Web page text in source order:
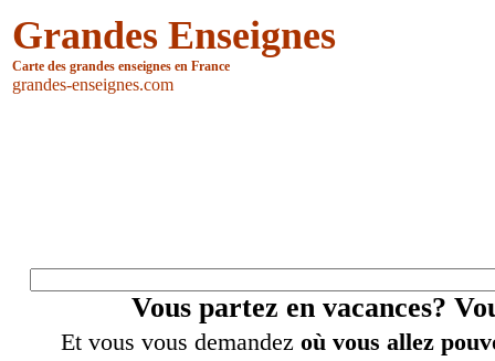
Grandes Enseignes
Carte des grandes enseignes en France
grandes-enseignes.com
Vous partez en vacances?
Et vous vous demandez où vous allez